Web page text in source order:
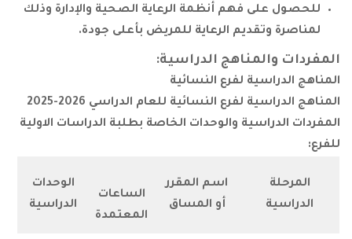
على فهم أنظمة الرعاية الصحية والإدارة وذلك
وتقديم الرعاية للمريض بأعلى جودة.
الدراسية:
لفرع النسائية
لفرع النسائية للعام الدراسي 2026-2025
والوحدات الخاصة بطلبة الدراسات الاولية
اسم المقرر
أو المساق